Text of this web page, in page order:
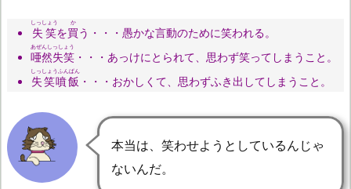
失笑
しっしょう
を買
か
う・・・愚かな言動のために笑われる。
唖然失笑
あぜんしっしょう
・・・あっけにとられて、思わず笑ってしまうこと。
失笑噴飯
しっしょうふんぱん
・・・おかしくて、思わずふき出してしまうこと。
本当は、笑わせようとしているんじゃ
ないんだ。